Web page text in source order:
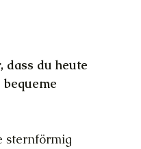
dass du heute
sternförmig